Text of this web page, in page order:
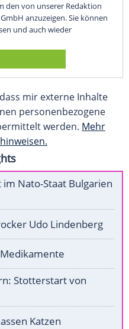
den von unserer Redaktion
anzuzeigen. Sie können
und auch wieder
mir externe Inhalte
personenbezogene
werden. Mehr
Nato-Staat Bulgarien
Udo Lindenberg
Stotterstart von
Katzen